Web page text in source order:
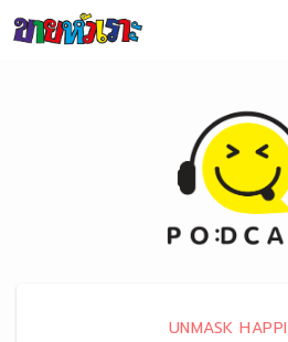
Skip to content
UNMASK